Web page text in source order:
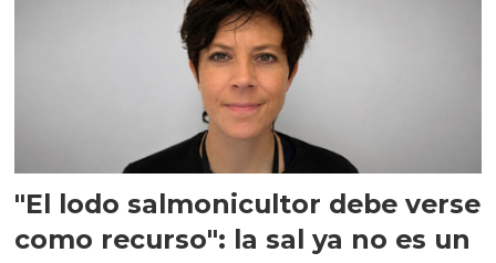
"El lodo salmonicultor debe verse
como recurso": la sal ya no es un